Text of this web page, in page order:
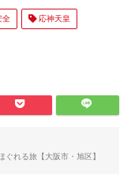
全 応神天皇
れる旅【大阪市・旭区】